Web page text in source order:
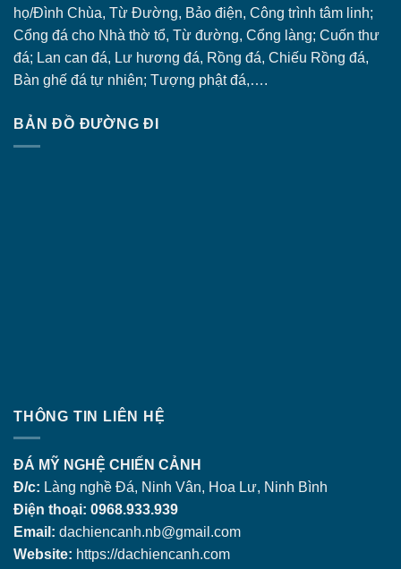
họ/Đình Chùa, Từ Đường, Bảo điện, Công trình tâm linh;
Cổng đá cho Nhà thờ tổ, Từ đường, Cổng làng; Cuốn thư
đá; Lan can đá, Lư hương đá, Rồng đá, Chiếu Rồng đá,
Bàn ghế đá tự nhiên; Tượng phật đá,….
BẢN ĐỒ ĐƯỜNG ĐI
THÔNG TIN LIÊN HỆ
ĐÁ MỸ NGHỆ CHIẾN CẢNH
Đ/c: Làng nghề Đá, Ninh Vân, Hoa Lư, Ninh Bình
Điện thoại: 0968.933.939
Email: dachiencanh.nb@gmail.com
Website: https://dachiencanh.com